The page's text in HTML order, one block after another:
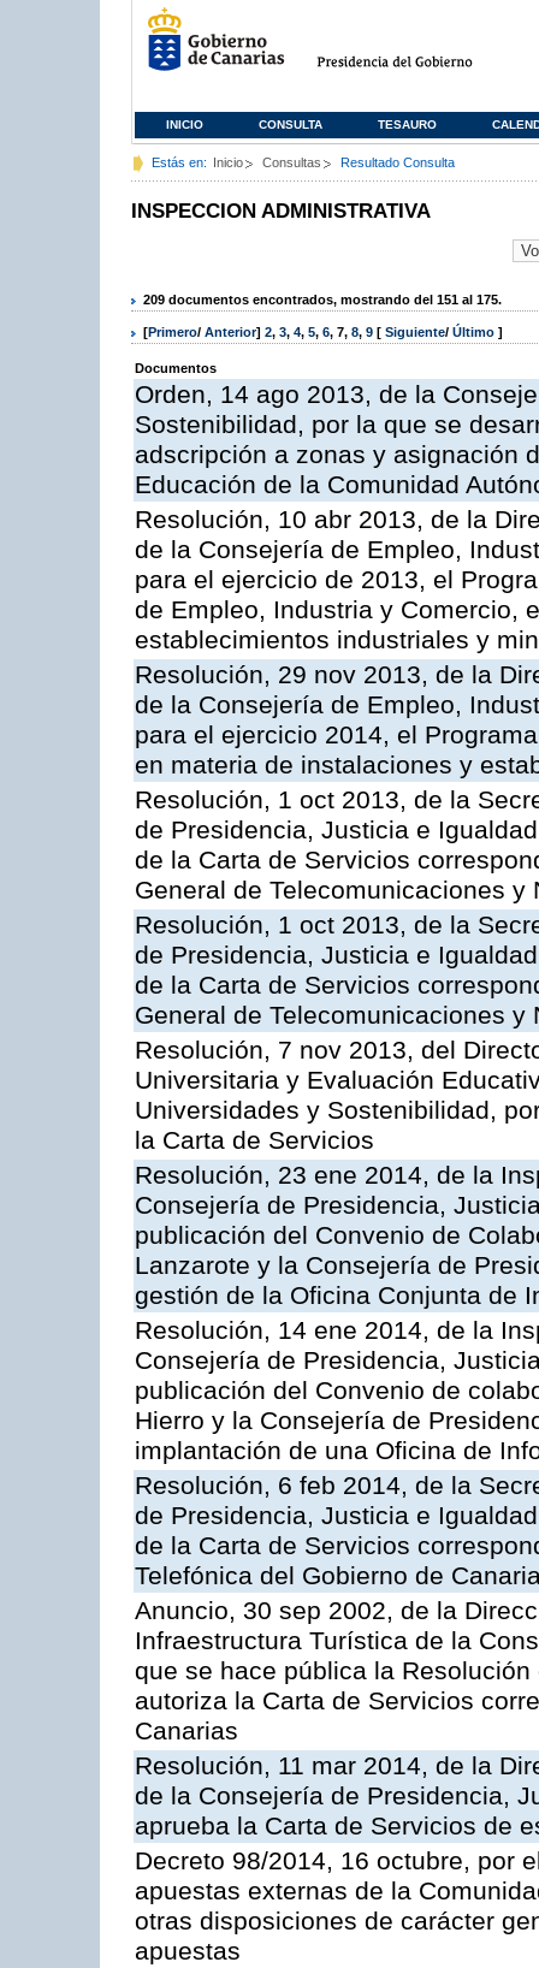
INICIO CONSULTA TESAURO
Estás en: Inicio Consultas Resultado Consulta
INSPECCION ADMINISTRATIVA
209 documentos encontrados, mostrando del 151 al 175.
[Primero/ Anterior] 2, 3, 4, 5, 6, 7, 8, 9 [ Siguiente/ Último ]
Documentos
Orden, 14 ago 2013, de la
Sostenibilidad, por la que se
adscripción a zonas y asignación
Educación de la Comunidad
Resolución, 10 abr 2013, de la
de la Consejería de Empleo,
para el ejercicio de 2013, el
de Empleo, Industria y Comercio,
establecimientos industriales y
Resolución, 29 nov 2013, de la
de la Consejería de Empleo,
para el ejercicio 2014, el
en materia de instalaciones y
Resolución, 1 oct 2013, de la
de Presidencia, Justicia e
de la Carta de Servicios
General de Telecomunicaciones y
Resolución, 1 oct 2013, de la
de Presidencia, Justicia e
de la Carta de Servicios
General de Telecomunicaciones y
Resolución, 7 nov 2013, del
Universitaria y Evaluación
Universidades y Sostenibilidad,
la Carta de Servicios
Resolución, 23 ene 2014, de la
Consejería de Presidencia,
publicación del Convenio de
Lanzarote y la Consejería de
gestión de la Oficina Conjunta de
Resolución, 14 ene 2014, de la
Consejería de Presidencia,
publicación del Convenio de
Hierro y la Consejería de
implantación de una Oficina de
Resolución, 6 feb 2014, de la
de Presidencia, Justicia e
de la Carta de Servicios
Telefónica del Gobierno de
Anuncio, 30 sep 2002, de la
Infraestructura Turística de la
que se hace pública la
autoriza la Carta de Servicios
Canarias
Resolución, 11 mar 2014, de la
de la Consejería de Presidencia,
aprueba la Carta de Servicios de
Decreto 98/2014, 16 octubre, por
apuestas externas de la
otras disposiciones de carácter
apuestas